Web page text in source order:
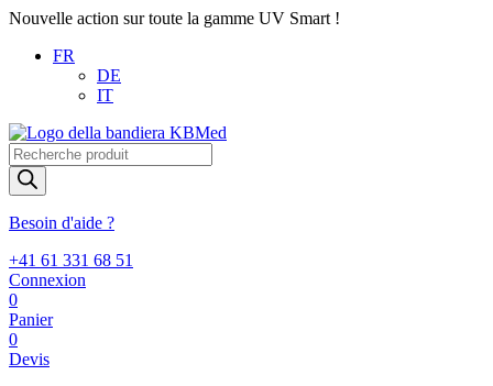
Nouvelle action sur toute la gamme UV Smart !
FR
DE
IT
Recherche
de
produits
Besoin d'aide ?
+41 61 331 68 51
Connexion
0
Panier
0
Devis